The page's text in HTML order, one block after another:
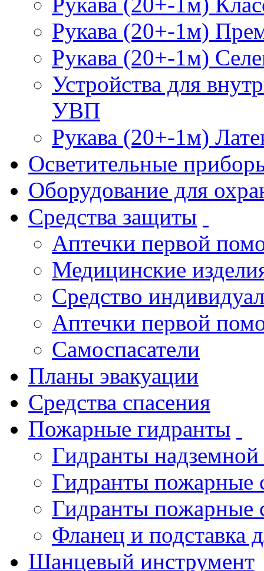
Рукава (20+-1м)
Рукава (20+-1м)
Устройства для
УВП
Рукава (20+-1м)
Осветительные
Оборудование для
Средства защиты
Аптечки первой
Медицинские
Средство
Аптечки первой
Самоспасатели
Планы эвакуации
Средства спасения
Пожарные гидранты
Гидранты
Гидранты пожарные
Гидранты пожарные
Фланец и подставка
Шанцевый инструмент